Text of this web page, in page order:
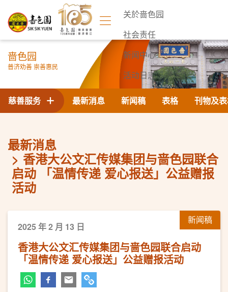
关於啬色园
社会责任
新闻中心
活动日志
联络我们
啬色园
普济劝善 崇善惠民
最新消息 新闻稿 表格 刊物及
慈善服务
最新消息
香港大公文汇传媒集团与啬色园联合
启动 「温情传递 爱心报送」公益赠报
活动
新闻稿
2025 年 2 月 13 日
香港大公文汇传媒集团与啬色园联合启动
「温情传递 爱心报送」公益赠报活动